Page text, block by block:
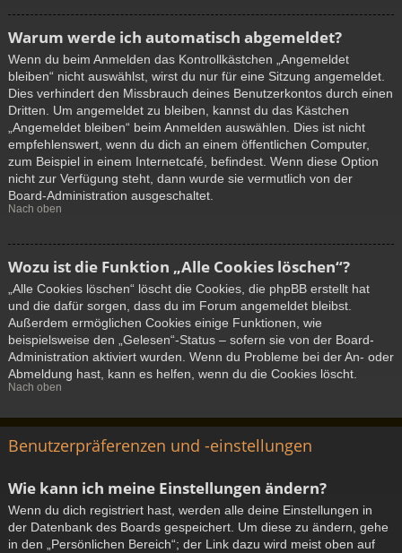
Warum werde ich automatisch abgemeldet?
Wenn du beim Anmelden das Kontrollkästchen „Angemeldet
bleiben“ nicht auswählst, wirst du nur für eine Sitzung angemeldet.
Dies verhindert den Missbrauch deines Benutzerkontos durch einen
Dritten. Um angemeldet zu bleiben, kannst du das Kästchen
„Angemeldet bleiben“ beim Anmelden auswählen. Dies ist nicht
empfehlenswert, wenn du dich an einem öffentlichen Computer,
zum Beispiel in einem Internetcafé, befindest. Wenn diese Option
nicht zur Verfügung steht, dann wurde sie vermutlich von der
Board-Administration ausgeschaltet.
Nach oben
Wozu ist die Funktion „Alle Cookies löschen“?
„Alle Cookies löschen“ löscht die Cookies, die phpBB erstellt hat
und die dafür sorgen, dass du im Forum angemeldet bleibst.
Außerdem ermöglichen Cookies einige Funktionen, wie
beispielsweise den „Gelesen“-Status – sofern sie von der Board-
Administration aktiviert wurden. Wenn du Probleme bei der An- oder
Abmeldung hast, kann es helfen, wenn du die Cookies löscht.
Nach oben
Benutzerpräferenzen und -einstellungen
Wie kann ich meine Einstellungen ändern?
Wenn du dich registriert hast, werden alle deine Einstellungen in
der Datenbank des Boards gespeichert. Um diese zu ändern, gehe
in den „Persönlichen Bereich“; der Link dazu wird meist oben auf